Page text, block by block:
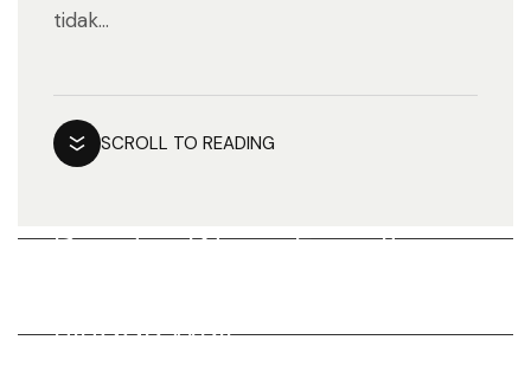
tidak...
SCROLL TO READING
Deretan Warna Favorit
hingga Wall